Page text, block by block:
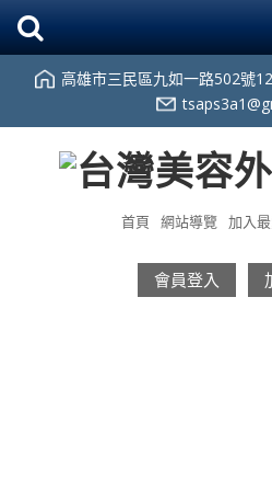
高雄市三民區九如一路502號
首頁 網站導覽 加入
會員登入